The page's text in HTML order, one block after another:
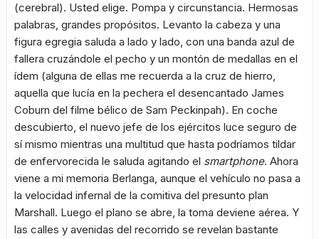
(cerebral). Usted elige. Pompa y circunstancia. Hermosas
palabras, grandes propósitos. Levanto la cabeza y una
figura egregia saluda a lado y lado, con una banda azul de
fallera cruzándole el pecho y un montón de medallas en el
ídem (alguna de ellas me recuerda a la cruz de hierro,
aquella que lucía en la pechera el desencantado James
Coburn del filme bélico de Sam Peckinpah). En coche
descubierto, el nuevo jefe de los ejércitos luce seguro de
sí mismo mientras una multitud que hasta podríamos tildar
de enfervorecida le saluda agitando el smartphone. Ahora
viene a mi memoria Berlanga, aunque el vehículo no pasa a
la velocidad infernal de la comitiva del presunto plan
Marshall. Luego el plano se abre, la toma deviene aérea. Y
las calles y avenidas del recorrido se revelan bastante